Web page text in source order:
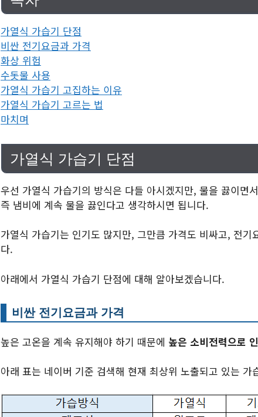
가열식 가습기 단점
비싼 전기요금과 가격
화상 위험
수돗물 사용
가열식 가습기 고집하는 이유
가열식 가습기 고르는 법
마치며
가열식 가습기 단점
우선 가열식 가습기의 방식은 다들 아시겠지만, 물을 끓이면
즉 냄비에 계속 물을 끓인다고 생각하시면 됩니다.
가열식 가습기는 인기도 많지만, 그만큼 가격도 비싸고, 전
다.
아래에서 가열식 가습기 단점에 대해 알아보겠습니다.
비싼 전기요금과 가격
높은 고온을 계속 유지해야 하기 때문에 높은 소비전력으로
아래 표는 네이버 기준 검색해 현재 최상위 노출되고 있는